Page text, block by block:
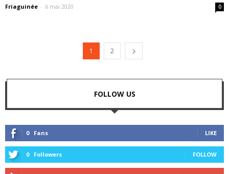
Friaguinée - 6 mai 2020 0
1 2
FOLLOW US
0 Fans LIKE
0 Followers FOLLOW